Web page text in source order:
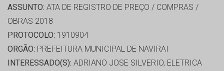
ASSUNTO: ATA DE REGISTRO DE PREÇO / COMPRAS /
OBRAS 2018
PROTOCOLO: 1910904
ORGÃO: PREFEITURA MUNICIPAL DE NAVIRAI
INTERESSADO(S): ADRIANO JOSE SILVERIO, ELETRICA